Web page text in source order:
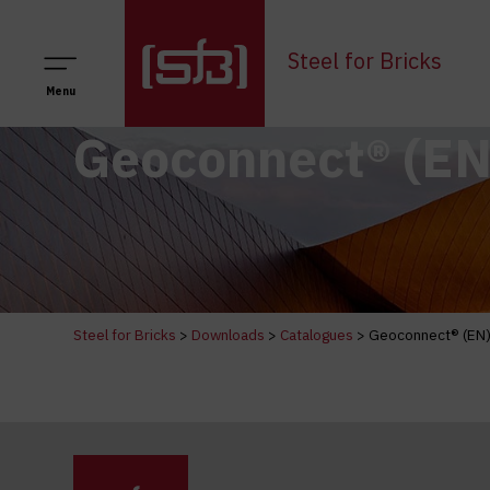
Menu
Steel for Bricks
Geoconnect®
Steel for Bricks > Downloads > Catalogues > Geoconnect® (EN)